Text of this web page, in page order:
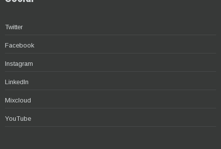
Twitter
Facebook
Instagram
LinkedIn
Mixcloud
YouTube